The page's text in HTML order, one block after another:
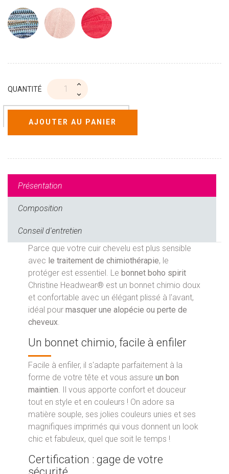
QUANTITÉ
AJOUTER AU PANIER
Présentation
Composition
Conseil d'entretien
Parce que votre cuir chevelu est plus sensible
avec le traitement de chimiothérapie, le
protéger est essentiel. Le bonnet boho spirit
Christine Headwear® est un bonnet chimio doux
et confortable avec un élégant plissé à l'avant,
idéal pour masquer une alopécie ou perte de
cheveux
Un bonnet chimio, facile à enfiler
Facile à enfiler, il s'adapte parfaitement à la
forme de votre tête et vous assure un bon
maintien . Il vous apporte confort et douceur
tout en style et en couleurs ! On adore sa
matière souple, ses jolies couleurs unies et ses
magnifiques imprimés qui vous donnent un look
chic et fabuleux, quel que soit le temps !
Certification : gage de votre